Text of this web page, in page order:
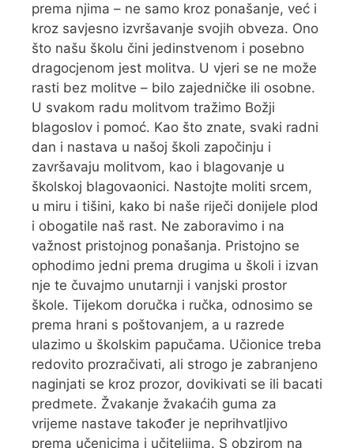
prema njima – ne samo kroz ponašanje, već i
kroz savjesno izvršavanje svojih obveza. Ono
što našu školu čini jedinstvenom i posebno
dragocjenom jest molitva. U vjeri se ne može
rasti bez molitve – bilo zajedničke ili osobne.
U svakom radu molitvom tražimo Božji
blagoslov i pomoć. Kao što znate, svaki radni
dan i nastava u našoj školi započinju i
završavaju molitvom, kao i blagovanje u
školskoj blagovaonici. Nastojte moliti srcem,
u miru i tišini, kako bi naše riječi donijele plod
i obogatile naš rast. Ne zaboravimo i na
važnost pristojnog ponašanja. Pristojno se
ophodimo jedni prema drugima u školi i izvan
nje te čuvajmo unutarnji i vanjski prostor
škole. Tijekom doručka i ručka, odnosimo se
prema hrani s poštovanjem, a u razrede
ulazimo u školskim papučama. Učionice treba
redovito prozračivati, ali strogo je zabranjeno
naginjati se kroz prozor, dovikivati se ili bacati
predmete. Žvakanje žvakaćih guma za
vrijeme nastave također je neprihvatljivo
prema učenicima i učiteljima. S obzirom na